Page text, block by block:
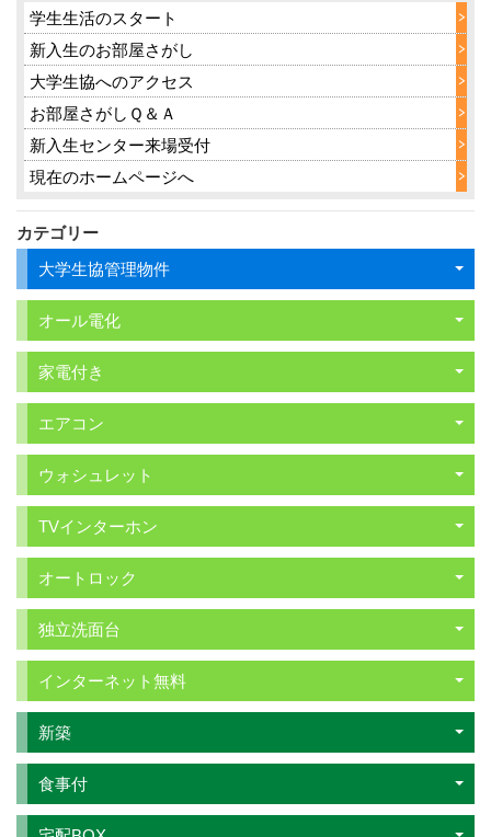
学生生活のスタート
新入生のお部屋さがし
大学生協へのアクセス
お部屋さがしＱ＆Ａ
新入生センター来場受付
現在のホームページへ
カテゴリー
大学生協管理物件
オール電化
家電付き
エアコン
ウォシュレット
TVインターホン
オートロック
独立洗面台
インターネット無料
新築
食事付